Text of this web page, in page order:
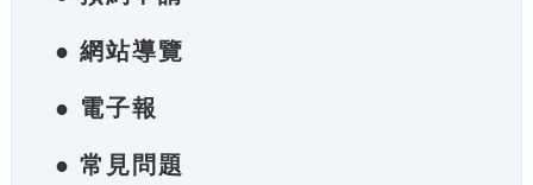
● 網站導覽
● 電子報
● 常見問題